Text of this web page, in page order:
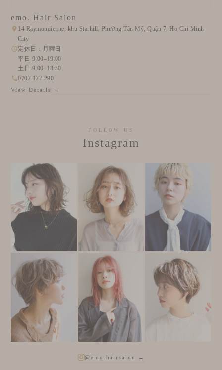
emo. Hair Salon
14 Raymondienne, khu Starhill, Phường Tân Mỹ, Quận 7, Ho Chi Minh
City
定休日：月曜日
平日 9:00–19:00
土日 9:00–18:30
0707 177 290
View Details →
FOLLOW US
Instagram
@emo.hairsalon →